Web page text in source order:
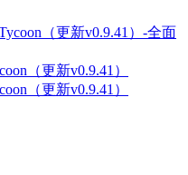
（更新v0.9.41）
（更新v0.9.41）